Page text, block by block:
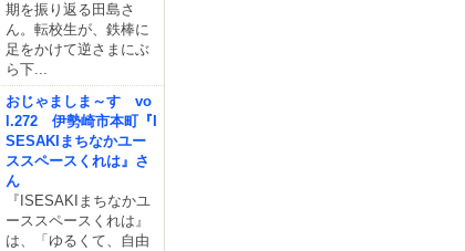
期を振り返る田島さ
ん。転校生が、鉄棒に
足をかけて逆さまにぶ
ら下...
おじゃましま～す vo
l.272 伊勢崎市本町『I
SESAKIまちなかユー
ススペースくれは』さ
ん
『ISESAKIまちなかユ
ーススペースくれは』
は、「ゆるくて、自由